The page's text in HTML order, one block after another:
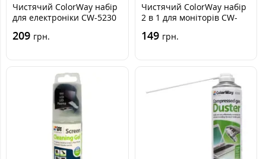
Чистячий ColorWay набір
для електроніки CW-5230
209 грн.
Чистячий ColorWay набір
2 в 1 для моніторів CW-
149 грн.